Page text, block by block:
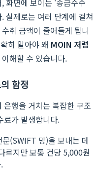
화면에 보이는 '송금수수
실제로는 여러 단계에 걸쳐
취 금액이 줄어들게 됩니
히 알아야 왜 MOIN 저렴
해할 수 있습니다.
함정
행을 거치는 복잡한 구조
료가 발생합니다.
문(SWIFT 망)을 보내는 데
르지만 보통 건당 5,000원